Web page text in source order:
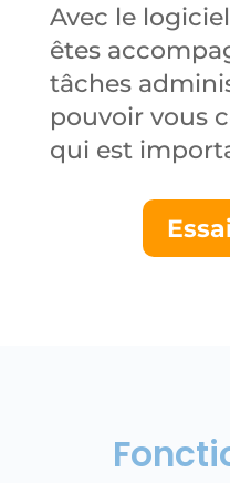
Avec le
êtes
tâches
pouvoir vous
qui est